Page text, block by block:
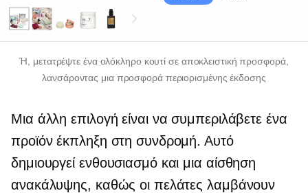
Ή, μετατρέψτε ένα ολόκληρο κουτί σε αποκλειστική προσφορά,
λανσάροντας μια προσφορά περιορισμένης έκδοσης
Μια άλλη επιλογή είναι να συμπεριλάβετε ένα
προϊόν έκπληξη στη συνδρομή. Αυτό
δημιουργεί ενθουσιασμό και μια αίσθηση
ανακάλυψης, καθώς οι πελάτες λαμβάνουν